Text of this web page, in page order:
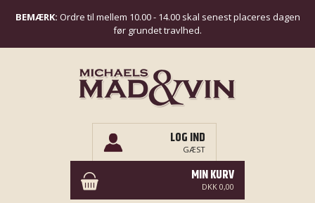
BEMÆRK: Ordre til mellem 10.00 - 14.00 skal senest placeres dagen
før grundet travlhed.
LOG IND
GÆST
MIN KURV
DKK 0,00